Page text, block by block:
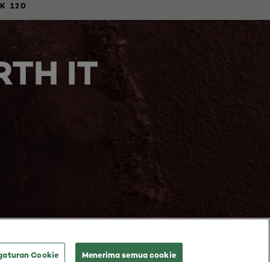
120
IT
Cookie Menerima semua cookie